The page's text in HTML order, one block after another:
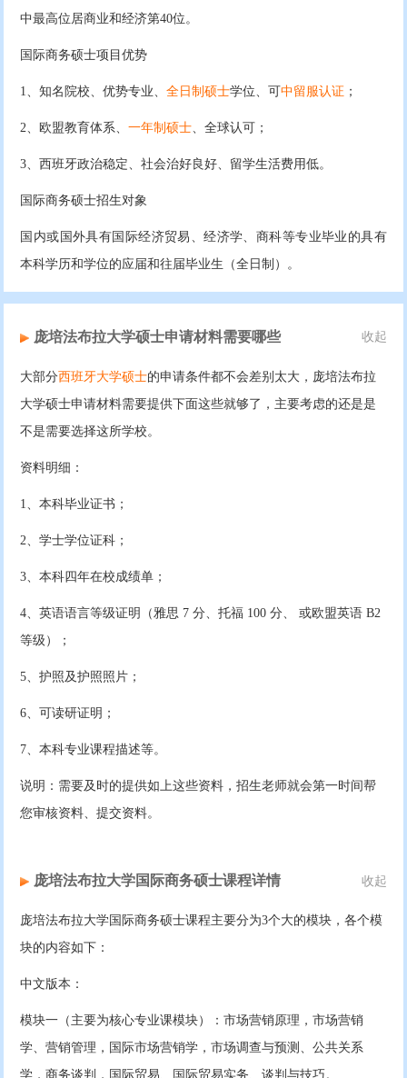
中最高位居商业和经济第40位。
国际商务硕士项目优势
1、知名院校、优势专业、全日制硕士学位、可中留服认证 ；
2、欧盟教育体系、一年制硕士、全球认可；
3、西班牙政治稳定、社会治好良好、留学生活费用低。
国际商务硕士招生对象
国内或国外具有国际经济贸易、经济学、商科等专业毕业的具有
本科学历和学位的应届和往届毕业生（全日制）。
庞培法布拉大学硕士申请材料需要哪些 收起
大部分西班牙大学硕士的申请条件都不会差别太大，庞培法布拉
大学硕士申请材料需要提供下面这些就够了，主要考虑的还是是
不是需要选择这所学校。
资料明细：
1、本科毕业证书；
2、学士学位证科；
3、本科四年在校成绩单；
4、英语语言等级证明（雅思 7 分、托福 100 分、 或欧盟英语 B2
等级）；
5、护照及护照照片；
6、可读研证明；
7、本科专业课程描述等。
说明：需要及时的提供如上这些资料，招生老师就会第一时间帮
您审核资料、提交资料。
庞培法布拉大学国际商务硕士课程详情 收起
庞培法布拉大学国际商务硕士课程主要分为3个大的模块，各个模
块的内容如下：
中文版本：
模块一（主要为核心专业课模块）：市场营销原理，市场营销
学、营销管理，国际市场营销学，市场调查与预测、公共关系
学，商务谈判，国际贸易、国际贸易实务、谈判与技巧。